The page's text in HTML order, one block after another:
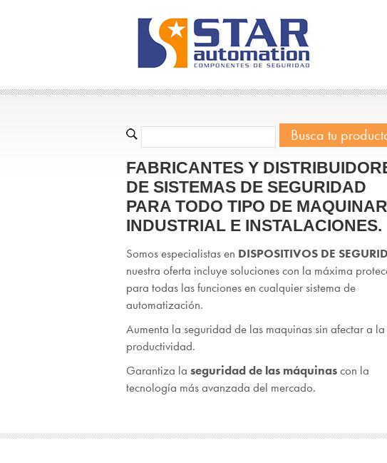
FABRICANTES Y
DE SISTEMAS DE SEGURIDAD
PARA TODO TIPO DE
INDUSTRIAL E INSTALACIONES.
Somos especialistas en DISPOSITIVOS DE
nuestra oferta incluye soluciones con la máxima
para todas las funciones en cualquier sistema de
automatización.
Aumenta la seguridad de las maquinas sin afectar a la
productividad.
Garantiza la seguridad de las máquinascon la
tecnología más avanzada del mercado.